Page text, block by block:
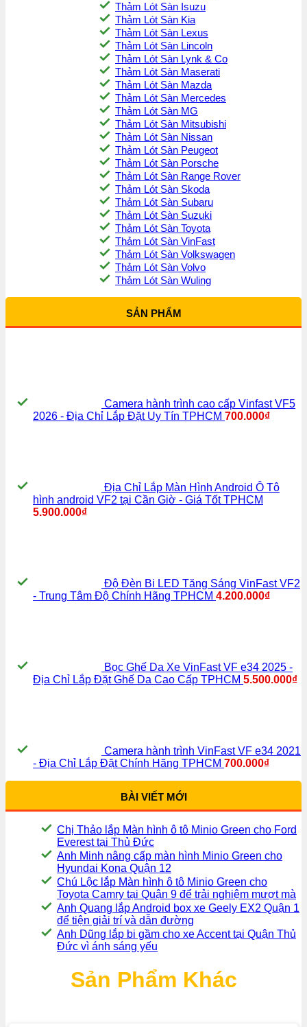
Thảm Lót Sàn Isuzu
Thảm Lót Sàn Kia
Thảm Lót Sàn Lexus
Thảm Lót Sàn Lincoln
Thảm Lót Sàn Lynk & Co
Thảm Lót Sàn Maserati
Thảm Lót Sàn Mazda
Thảm Lót Sàn Mercedes
Thảm Lót Sàn MG
Thảm Lót Sàn Mitsubishi
Thảm Lót Sàn Nissan
Thảm Lót Sàn Peugeot
Thảm Lót Sàn Porsche
Thảm Lót Sàn Range Rover
Thảm Lót Sàn Skoda
Thảm Lót Sàn Subaru
Thảm Lót Sàn Suzuki
Thảm Lót Sàn Toyota
Thảm Lót Sàn VinFast
Thảm Lót Sàn Volkswagen
Thảm Lót Sàn Volvo
Thảm Lót Sàn Wuling
SẢN PHẨM
Camera hành trình cao cấp Vinfast VF5
2026 - Địa Chỉ Lắp Đặt Uy Tín TPHCM 700.000₫
Địa Chỉ Lắp Màn Hình Android Ô Tô
hình android VF2 tại Cần Giờ - Giá Tốt TPHCM
5.900.000₫
Độ Đèn Bi LED Tăng Sáng VinFast VF2
- Trung Tâm Độ Chính Hãng TPHCM 4.200.000₫
Bọc Ghế Da Xe VinFast VF e34 2025 -
Địa Chỉ Lắp Đặt Ghế Da Cao Cấp TPHCM 5.500.000₫
Camera hành trình VinFast VF e34 2021
- Địa Chỉ Lắp Đặt Chính Hãng TPHCM 700.000₫
BÀI VIẾT MỚI
Chị Thảo lắp Màn hình ô tô Minio Green cho Ford
Everest tại Thủ Đức
Anh Minh nâng cấp màn hình Minio Green cho
Hyundai Kona Quận 12
Chú Lộc lắp Màn hình ô tô Minio Green cho
Toyota Camry tại Quận 9 để trải nghiệm mượt mà
Anh Quang lắp Android box xe Geely EX2 Quận 1
để tiện giải trí và dẫn đường
Anh Dũng lắp bi gầm cho xe Accent tại Quận Thủ
Đức vì ánh sáng yếu
Sản Phẩm Khác